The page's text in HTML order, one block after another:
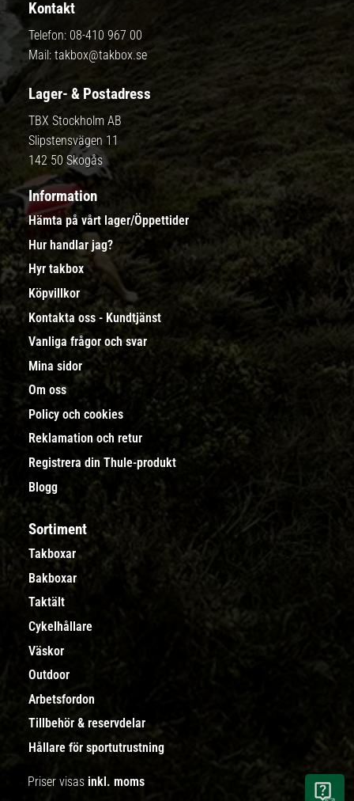
Kontakt
Telefon: 08-410 967 00
Mail: takbox@takbox.se
Lager- & Postadress
TBX Stockholm AB
Slipstensvägen 11
142 50 Skogås
Information
Hämta på vårt lager/Öppettider
Hur handlar jag?
Hyr takbox
Köpvillkor
Kontakta oss - Kundtjänst
Vanliga frågor och svar
Mina sidor
Om oss
Policy och cookies
Reklamation och retur
Registrera din Thule-produkt
Blogg
Sortiment
Takboxar
Bakboxar
Taktält
Cykelhållare
Väskor
Outdoor
Arbetsfordon
Tillbehör & reservdelar
Hållare för sportutrustning
Priser visas inkl. moms